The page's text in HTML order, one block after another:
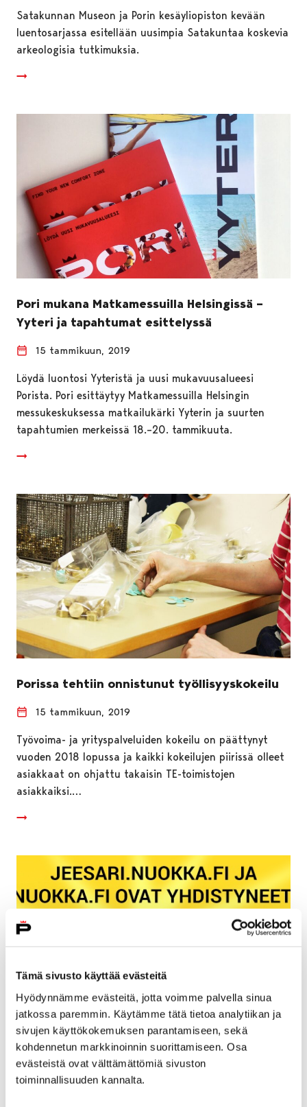
Tämä sivusto käyttää evästeitä
Hyödynnämme evästeitä, jotta voimme palvella sinua
jatkossa paremmin. Käytämme tätä tietoa analytiikan ja
sivujen käyttökokemuksen parantamiseen, sekä
kohdennetun markkinoinnin suorittamiseen. Osa
evästeistä ovat välttämättömiä sivuston
toiminnallisuuden kannalta.
Satakunnan Museon ja Porin kesäyliopiston kevään
luentosarjassa esitellään uusimpia Satakuntaa koskevia
arkeologisia tutkimuksia.
Pori mukana Matkamessuilla Helsingissä –
Yyteri ja tapahtumat esittelyssä
15 tammikuun, 2019
Löydä luontosi Yyteristä ja uusi mukavuusalueesi
Porista. Pori esittäytyy Matkamessuilla Helsingin
messukeskuksessa matkailukärki Yyterin ja suurten
tapahtumien merkeissä 18.–20. tammikuuta.
Porissa tehtiin onnistunut työllisyyskokeilu
15 tammikuun, 2019
Työvoima- ja yrityspalveluiden kokeilu on päättynyt
vuoden 2018 lopussa ja kaikki kokeilujen piirissä olleet
asiakkaat on ohjattu takaisin TE-toimistojen
asiakkaiksi.…
Jeesari.nuokka.fi ja Nuokka.fi -sivut ovat
yhdistyneet ja Nuokkakarhu täyttää neljä
vuotta